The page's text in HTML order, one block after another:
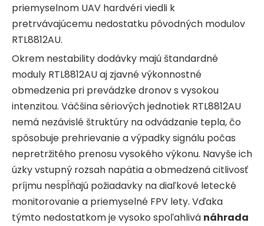
priemyselnom UAV hardvéri viedli k
pretrvávajúcemu nedostatku pôvodných modulov
RTL8812AU.
Okrem nestability dodávky majú štandardné
moduly RTL8812AU aj zjavné výkonnostné
obmedzenia pri prevádzke dronov s vysokou
intenzitou. Väčšina sériových jednotiek RTL8812AU
nemá nezávislé štruktúry na odvádzanie tepla, čo
spôsobuje prehrievanie a výpadky signálu počas
nepretržitého prenosu vysokého výkonu. Navyše ich
úzky vstupný rozsah napätia a obmedzená citlivosť
príjmu nespĺňajú požiadavky na diaľkové letecké
monitorovanie a priemyselné FPV lety. Vďaka
týmto nedostatkom je vysoko spoľahlivá náhrada